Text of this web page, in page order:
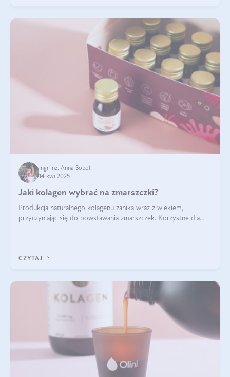
mgr inż. Anna Sobol
14 kwi 2025
Jaki kolagen wybrać na zmarszczki?
Produkcja naturalnego kolagenu zanika wraz z wiekiem,
przyczyniając się do powstawania zmarszczek. Korzystne dla
CZYTAJ